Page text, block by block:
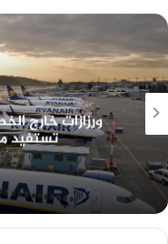
ورزازات خارج
تستفيد